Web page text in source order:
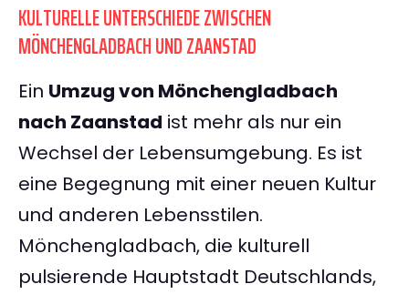
KULTURELLE UNTERSCHIEDE ZWISCHEN
MÖNCHENGLADBACH UND ZAANSTAD
Ein Umzug von Mönchengladbach
nach Zaanstad ist mehr als nur ein
Wechsel der Lebensumgebung. Es ist
eine Begegnung mit einer neuen Kultur
und anderen Lebensstilen.
Mönchengladbach, die kulturell
pulsierende Hauptstadt Deutschlands,